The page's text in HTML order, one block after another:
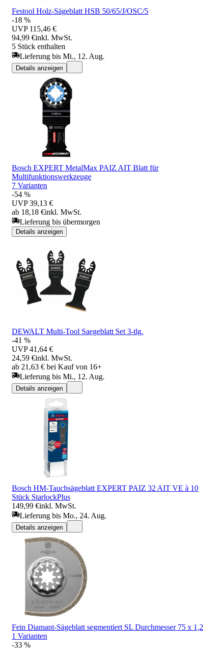
Festool Holz-Sägeblatt HSB 50/65/J/OSC/5
-18 %
UVP 115,46 €
94,99 €inkl. MwSt.
5 Stück enthalten
Lieferung bis Mi., 12. Aug.
Details anzeigen
Bosch EXPERT MetalMax PAIZ AIT Blatt für
Multifunktionswerkzeuge
7 Varianten
-54 %
UVP 39,13 €
ab 18,18 €inkl. MwSt.
Lieferung bis übermorgen
Details anzeigen
DEWALT Multi-Tool Saegeblatt Set 3-tlg.
-41 %
UVP 41,64 €
24,59 €inkl. MwSt.
ab 21,63 € bei Kauf von 16+
Lieferung bis Mi., 12. Aug.
Details anzeigen
Bosch HM-Tauchsägeblatt EXPERT PAIZ 32 AIT VE à 10
Stück StarlockPlus
149,99 €inkl. MwSt.
Lieferung bis Mo., 24. Aug.
Details anzeigen
Fein Diamant-Sägeblatt segmentiert SL Durchmesser 75 x 1,2
1 Varianten
-33 %